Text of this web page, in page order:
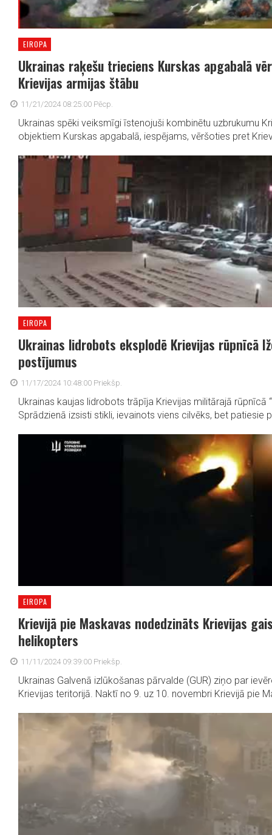
EIROPA
Ukrainas raķešu trieciens Kurskas apgabalā
Krievijas armijas štābu
11/21/2024 08:25:00 Pēcp.
Ukrainas spēki veiksmīgi īstenojuši kombinētu uzbrukumu
objektiem Kurskas apgabalā, iespējams, vēršoties pret
EIROPA
Ukrainas lidrobots eksplodē Krievijas rūpnīcā
postījumus
11/17/2024 10:48:00 Priekšp.
Ukrainas kaujas lidrobots trāpīja Krievijas militārajā rūpnīcā
Sprādzienā izsisti stikli, ievainots viens cilvēks, bet patiesie
EIROPA
Krievijā pie Maskavas nodedzināts Krievijas
helikopters
11/11/2024 09:39:00 Priekšp.
Ukrainas Galvenā izlūkošanas pārvalde (GUR) ziņo par
Krievijas teritorijā. Naktī no 9. uz 10. novembri Krievijā pie